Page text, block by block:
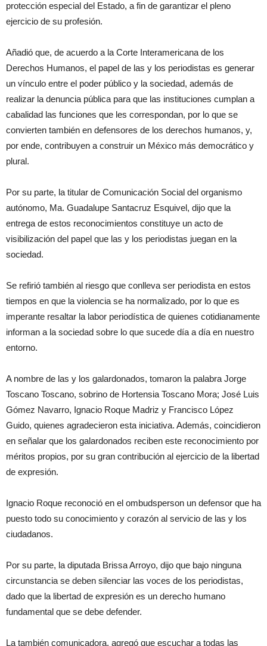
protección especial del Estado, a fin de garantizar el pleno
ejercicio de su profesión.
Añadió que, de acuerdo a la Corte Interamericana de los
Derechos Humanos, el papel de las y los periodistas es generar
un vínculo entre el poder público y la sociedad, además de
realizar la denuncia pública para que las instituciones cumplan a
cabalidad las funciones que les correspondan, por lo que se
convierten también en defensores de los derechos humanos, y,
por ende, contribuyen a construir un México más democrático y
plural.
Por su parte, la titular de Comunicación Social del organismo
autónomo, Ma. Guadalupe Santacruz Esquivel, dijo que la
entrega de estos reconocimientos constituye un acto de
visibilización del papel que las y los periodistas juegan en la
sociedad.
Se refirió también al riesgo que conlleva ser periodista en estos
tiempos en que la violencia se ha normalizado, por lo que es
imperante resaltar la labor periodística de quienes cotidianamente
informan a la sociedad sobre lo que sucede día a día en nuestro
entorno.
A nombre de las y los galardonados, tomaron la palabra Jorge
Toscano Toscano, sobrino de Hortensia Toscano Mora; José Luis
Gómez Navarro, Ignacio Roque Madriz y Francisco López
Guido, quienes agradecieron esta iniciativa. Además, coincidieron
en señalar que los galardonados reciben este reconocimiento por
méritos propios, por su gran contribución al ejercicio de la libertad
de expresión.
Ignacio Roque reconoció en el ombudsperson un defensor que ha
puesto todo su conocimiento y corazón al servicio de las y los
ciudadanos.
Por su parte, la diputada Brissa Arroyo, dijo que bajo ninguna
circunstancia se deben silenciar las voces de los periodistas,
dado que la libertad de expresión es un derecho humano
fundamental que se debe defender.
La también comunicadora, agregó que escuchar a todas las